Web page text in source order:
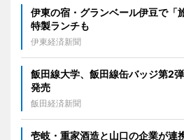
伊東の宿・グランベール伊豆で
特製ランチも
伊東経済新聞
飯田線大学、飯田線缶バッジ第2
発売
飯田経済新聞
壱岐・重家酒造と山口の企業が